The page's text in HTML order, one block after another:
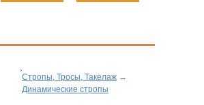
Стропы, Тросы, Такелаж →
Динамические стропы